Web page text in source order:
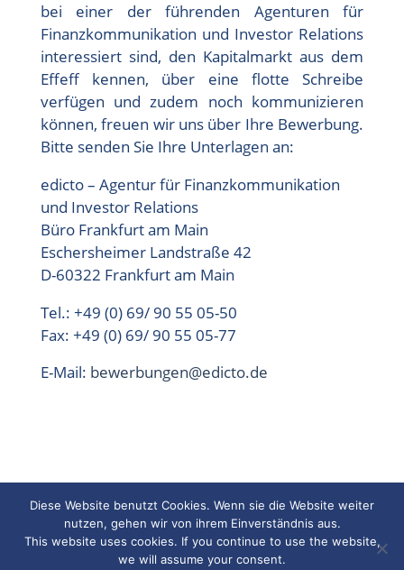
bei einer der führenden Agenturen für
Finanzkommunikation und Investor Relations
interessiert sind, den Kapitalmarkt aus dem
Effeff kennen, über eine flotte Schreibe
verfügen und zudem noch kommunizieren
können, freuen wir uns über Ihre Bewerbung.
Bitte senden Sie Ihre Unterlagen an:
edicto – Agentur für Finanzkommunikation
und Investor Relations
Büro Frankfurt am Main
Eschersheimer Landstraße 42
D-60322 Frankfurt am Main
Tel.: +49 (0) 69/ 90 55 05-50
Fax: +49 (0) 69/ 90 55 05-77
E-Mail: bewerbungen@edicto.de
Kontakt Impressum und Datenschutz
Diese Website benutzt Cookies. Wenn sie die Website weiter
nutzen, gehen wir von ihrem Einverständnis aus.
This website uses cookies. If you continue to use the website,
we will assume your consent.